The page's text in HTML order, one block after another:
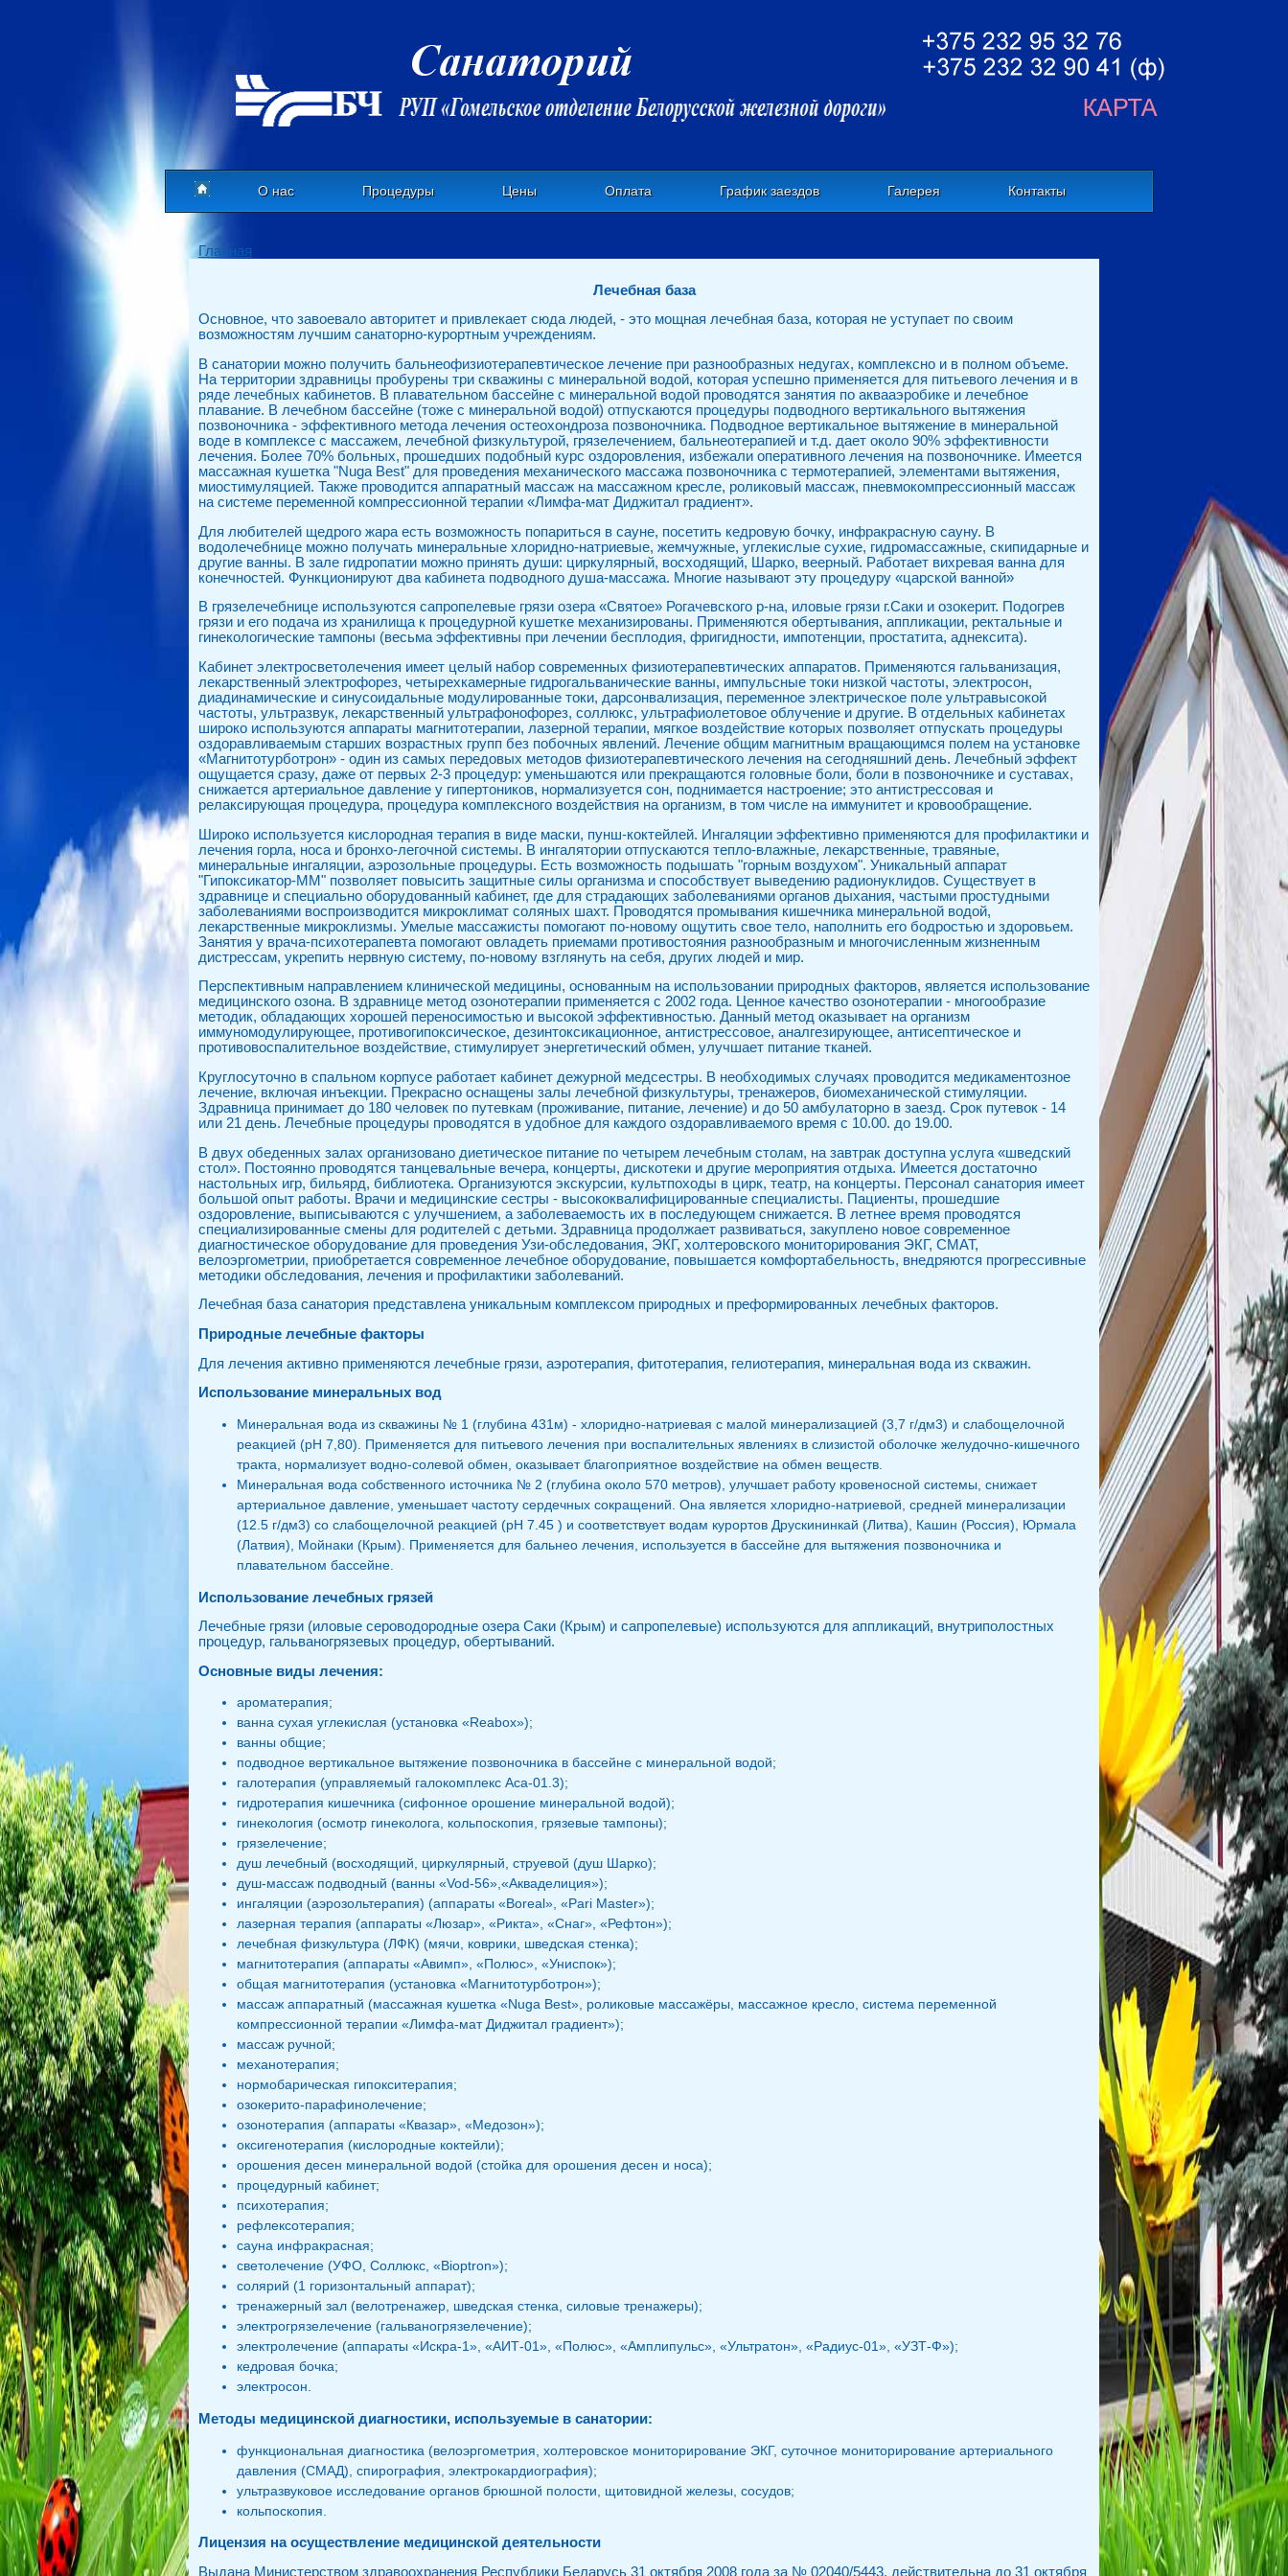
О нас Процедуры Цены Оплата График заездов Галерея Контакты
Главная
Лечебная база
Основное, что завоевало авторитет и привлекает сюда людей, - это мощная лечебная база, которая не уступает по своим
возможностям лучшим санаторно-курортным учреждениям.
В санатории можно получить бальнеофизиотерапевтическое лечение при разнообразных недугах, комплексно и в полном объеме.
На территории здравницы пробурены три скважины с минеральной водой, которая успешно применяется для питьевого лечения и в
ряде лечебных кабинетов. В плавательном бассейне с минеральной водой проводятся занятия по аквааэробике и лечебное
плавание. В лечебном бассейне (тоже с минеральной водой) отпускаются процедуры подводного вертикального вытяжения
позвоночника - эффективного метода лечения остеохондроза позвоночника. Подводное вертикальное вытяжение в минеральной
воде в комплексе с массажем, лечебной физкультурой, грязелечением, бальнеотерапией и т.д. дает около 90% эффективности
лечения. Более 70% больных, прошедших подобный курс оздоровления, избежали оперативного лечения на позвоночнике. Имеется
массажная кушетка "Nuga Best" для проведения механического массажа позвоночника с термотерапией, элементами вытяжения,
миостимуляцией. Также проводится аппаратный массаж на массажном кресле, роликовый массаж, пневмокомпрессионный массаж
на системе переменной компрессионной терапии «Лимфа-мат Диджитал градиент».
Для любителей щедрого жара есть возможность попариться в сауне, посетить кедровую бочку, инфракрасную сауну. В
водолечебнице можно получать минеральные хлоридно-натриевые, жемчужные, углекислые сухие, гидромассажные, скипидарные и
другие ванны. В зале гидропатии можно принять души: циркулярный, восходящий, Шарко, веерный. Работает вихревая ванна для
конечностей. Функционируют два кабинета подводного душа-массажа. Многие называют эту процедуру «царской ванной»
В грязелечебнице используются сапропелевые грязи озера «Святое» Рогачевского р-на, иловые грязи г.Саки и озокерит. Подогрев
грязи и его подача из хранилища к процедурной кушетке механизированы. Применяются обертывания, аппликации, ректальные и
гинекологические тампоны (весьма эффективны при лечении бесплодия, фригидности, импотенции, простатита, аднексита).
Кабинет электросветолечения имеет целый набор современных физиотерапевтических аппаратов. Применяются гальванизация,
лекарственный электрофорез, четырехкамерные гидрогальванические ванны, импульсные токи низкой частоты, электросон,
диадинамические и синусоидальные модулированные токи, дарсонвализация, переменное электрическое поле ультравысокой
частоты, ультразвук, лекарственный ультрафонофорез, соллюкс, ультрафиолетовое облучение и другие. В отдельных кабинетах
широко используются аппараты магнитотерапии, лазерной терапии, мягкое воздействие которых позволяет отпускать процедуры
оздоравливаемым старших возрастных групп без побочных явлений. Лечение общим магнитным вращающимся полем на установке
«Магнитотурботрон» - один из самых передовых методов физиотерапевтического лечения на сегодняшний день. Лечебный эффект
ощущается сразу, даже от первых 2-3 процедур: уменьшаются или прекращаются головные боли, боли в позвоночнике и суставах,
снижается артериальное давление у гипертоников, нормализуется сон, поднимается настроение; это антистрессовая и
релаксирующая процедура, процедура комплексного воздействия на организм, в том числе на иммунитет и кровообращение.
Широко используется кислородная терапия в виде маски, пунш-коктейлей. Ингаляции эффективно применяются для профилактики и
лечения горла, носа и бронхо-легочной системы. В ингалятории отпускаются тепло-влажные, лекарственные, травяные,
минеральные ингаляции, аэрозольные процедуры. Есть возможность подышать "горным воздухом". Уникальный аппарат
"Гипоксикатор-ММ" позволяет повысить защитные силы организма и способствует выведению радионуклидов. Существует в
здравнице и специально оборудованный кабинет, где для страдающих заболеваниями органов дыхания, частыми простудными
заболеваниями воспроизводится микроклимат соляных шахт. Проводятся промывания кишечника минеральной водой,
лекарственные микроклизмы. Умелые массажисты помогают по-новому ощутить свое тело, наполнить его бодростью и здоровьем.
Занятия у врача-психотерапевта помогают овладеть приемами противостояния разнообразным и многочисленным жизненным
дистрессам, укрепить нервную систему, по-новому взглянуть на себя, других людей и мир.
Перспективным направлением клинической медицины, основанным на использовании природных факторов, является использование
медицинского озона. В здравнице метод озонотерапии применяется с 2002 года. Ценное качество озонотерапии - многообразие
методик, обладающих хорошей переносимостью и высокой эффективностью. Данный метод оказывает на организм
иммуномодулирующее, противогипоксическое, дезинтоксикационное, антистрессовое, аналгезирующее, антисептическое и
противовоспалительное воздействие, стимулирует энергетический обмен, улучшает питание тканей.
Круглосуточно в спальном корпусе работает кабинет дежурной медсестры. В необходимых случаях проводится медикаментозное
лечение, включая инъекции. Прекрасно оснащены залы лечебной физкультуры, тренажеров, биомеханической стимуляции.
Здравница принимает до 180 человек по путевкам (проживание, питание, лечение) и до 50 амбулаторно в заезд. Срок путевок - 14
или 21 день. Лечебные процедуры проводятся в удобное для каждого оздоравливаемого время с 10.00. до 19.00.
В двух обеденных залах организовано диетическое питание по четырем лечебным столам, на завтрак доступна услуга «шведский
стол». Постоянно проводятся танцевальные вечера, концерты, дискотеки и другие мероприятия отдыха. Имеется достаточно
настольных игр, бильярд, библиотека. Организуются экскурсии, культпоходы в цирк, театр, на концерты. Персонал санатория имеет
большой опыт работы. Врачи и медицинские сестры - высококвалифицированные специалисты. Пациенты, прошедшие
оздоровление, выписываются с улучшением, а заболеваемость их в последующем снижается. В летнее время проводятся
специализированные смены для родителей с детьми. Здравница продолжает развиваться, закуплено новое современное
диагностическое оборудование для проведения Узи-обследования, ЭКГ, холтеровского мониторирования ЭКГ, СМАТ,
велоэргометрии, приобретается современное лечебное оборудование, повышается комфортабельность, внедряются прогрессивные
методики обследования, лечения и профилактики заболеваний.
Лечебная база санатория представлена уникальным комплексом природных и преформированных лечебных факторов.
Природные лечебные факторы
Для лечения активно применяются лечебные грязи, аэротерапия, фитотерапия, гелиотерапия, минеральная вода из скважин.
Использование минеральных вод
Минеральная вода из скважины № 1 (глубина 431м) - хлоридно-натриевая с малой минерализацией (3,7 г/дм3) и слабощелочной
реакцией (pH 7,80). Применяется для питьевого лечения при воспалительных явлениях в слизистой оболочке желудочно-кишечного
тракта, нормализует водно-солевой обмен, оказывает благоприятное воздействие на обмен веществ.
Минеральная вода собственного источника № 2 (глубина около 570 метров), улучшает работу кровеносной системы, снижает
артериальное давление, уменьшает частоту сердечных сокращений. Она является хлоридно-натриевой, средней минерализации
(12.5 г/дм3) со слабощелочной реакцией (pH 7.45 ) и соответствует водам курортов Друскининкай (Литва), Кашин (Россия), Юрмала
(Латвия), Мойнаки (Крым). Применяется для бальнео лечения, используется в бассейне для вытяжения позвоночника и
плавательном бассейне.
Использование лечебных грязей
Лечебные грязи (иловые сероводородные озера Саки (Крым) и сапропелевые) используются для аппликаций, внутриполостных
процедур, гальваногрязевых процедур, обертываний.
Основные виды лечения:
ароматерапия;
ванна сухая углекислая (установка «Reabox»);
ванны общие;
подводное вертикальное вытяжение позвоночника в бассейне с минеральной водой;
галотерапия (управляемый галокомплекс Аса-01.3);
гидротерапия кишечника (сифонное орошение минеральной водой);
гинекология (осмотр гинеколога, кольпоскопия, грязевые тампоны);
грязелечение;
душ лечебный (восходящий, циркулярный, струевой (душ Шарко);
душ-массаж подводный (ванны «Vod-56»,«Акваделиция»);
ингаляции (аэрозольтерапия) (аппараты «Boreal», «Pari Master»);
лазерная терапия (аппараты «Люзар», «Рикта», «Снаг», «Рефтон»);
лечебная физкультура (ЛФК) (мячи, коврики, шведская стенка);
магнитотерапия (аппараты «Авимп», «Полюс», «Униспок»);
общая магнитотерапия (установка «Магнитотурботрон»);
массаж аппаратный (массажная кушетка «Nuga Best», роликовые массажёры, массажное кресло, система переменной
компрессионной терапии «Лимфа-мат Диджитал градиент»);
массаж ручной;
механотерапия;
нормобарическая гипокситерапия;
озокерито-парафинолечение;
озонотерапия (аппараты «Квазар», «Медозон»);
оксигенотерапия (кислородные коктейли);
орошения десен минеральной водой (стойка для орошения десен и носа);
процедурный кабинет;
психотерапия;
рефлексотерапия;
сауна инфракрасная;
светолечение (УФО, Соллюкс, «Bioptron»);
солярий (1 горизонтальный аппарат);
тренажерный зал (велотренажер, шведская стенка, силовые тренажеры);
электрогрязелечение (гальваногрязелечение);
электролечение (аппараты «Искра-1», «АИТ-01», «Полюс», «Амплипульс», «Ультратон», «Радиус-01», «УЗТ-Ф»);
кедровая бочка;
электросон.
Методы медицинской диагностики, используемые в санатории:
функциональная диагностика (велоэргометрия, холтеровское мониторирование ЭКГ, суточное мониторирование артериального
давления (СМАД), спирография, электрокардиография);
ультразвуковое исследование органов брюшной полости, щитовидной железы, сосудов;
кольпоскопия.
Лицензия на осуществление медицинской деятельности
Выдана Министерством здравоохранения Республики Беларусь 31 октября 2008 года за № 02040/5443, действительна до 31 октября